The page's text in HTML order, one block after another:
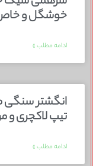
خوشگل و خاص
ادامه مطلب »
تیپ لاکچری و
ادامه مطلب »